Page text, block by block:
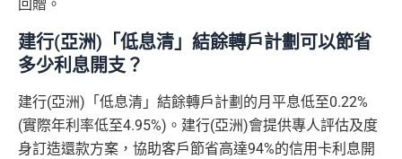
回贈。
建行(亞洲)「低息清」結餘轉戶計劃可以節省
多少利息開支？
建行(亞洲)「低息清」結餘轉戶計劃的月平息低至0.22%
(實際年利率低至4.95%)。建行(亞洲)會提供專人評估及度
身訂造還款方案，協助客戶節省高達94%的信用卡利息開